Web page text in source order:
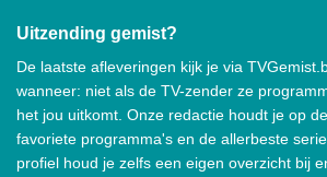
Uitzending gemist?
De laatste afleveringen kijk je via
wanneer: niet als de TV-zender ze
het jou uitkomt. Onze redactie houdt je op
favoriete programma's en de allerbeste
profiel houd je zelfs een eigen overzicht bij